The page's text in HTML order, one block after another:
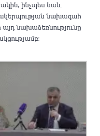
ինչպես նաև
նախագահ
այդ նախաձեռնությունը